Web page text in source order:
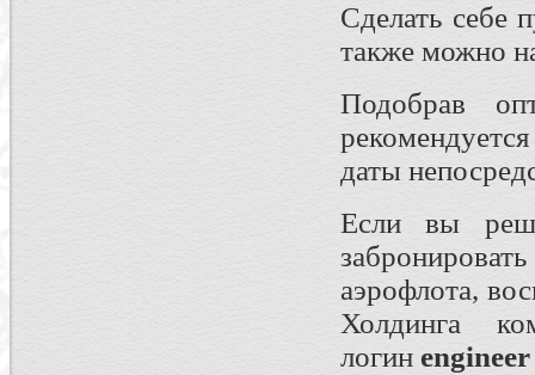
Сделать себе
также можно
Подобрав
даты
Если вы
аэрофлота,
Холдинга
логин engineer